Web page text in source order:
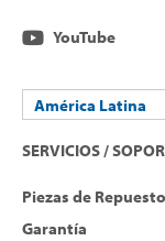
YouTube
América Latina
SERVICIOS /
Piezas de
Garantía